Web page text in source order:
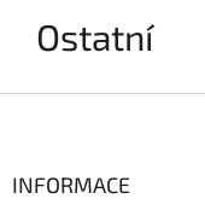
Ostatní
INFORMACE